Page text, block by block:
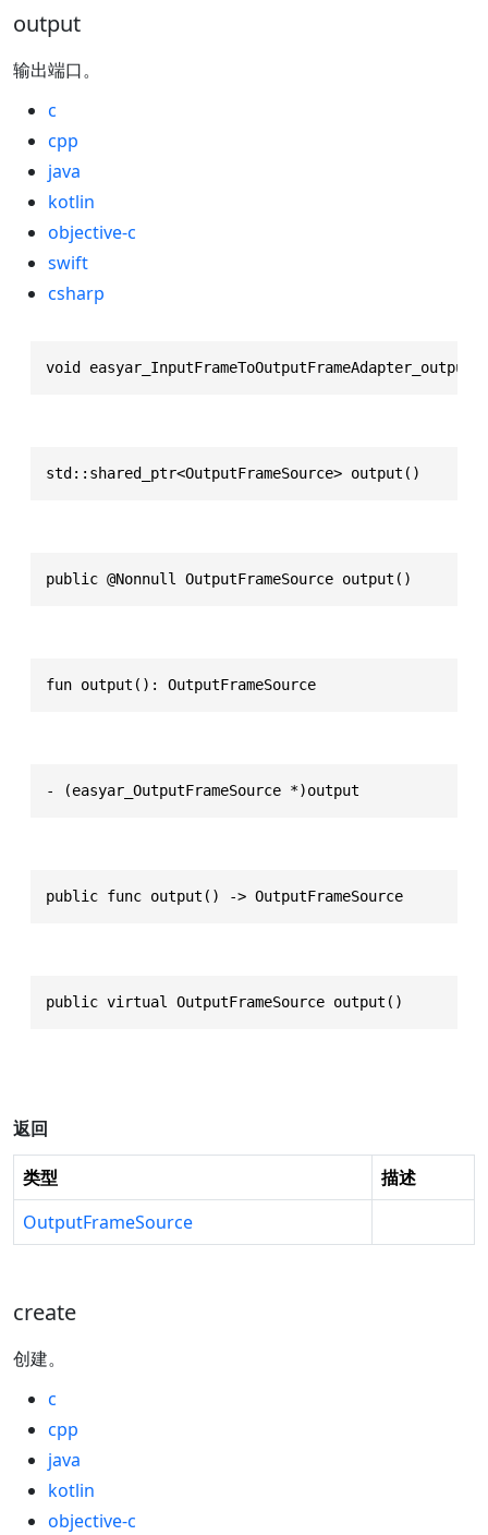
output
输出端口。
c
cpp
java
kotlin
objective-c
swift
csharp
void
std::shared_ptr<OutputFrameSource> output()
public @Nonnull OutputFrameSource output()
fun output(): OutputFrameSource
- (easyar_OutputFrameSource *)output
public func output() -> OutputFrameSource
public virtual OutputFrameSource output()
返回
类型
描述
OutputFrameSource
create
创建。
c
cpp
java
kotlin
objective-c